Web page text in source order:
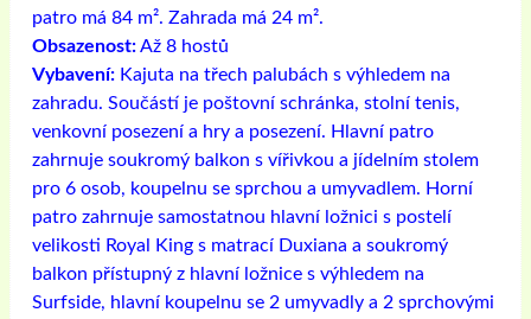
patro má 84 m². Zahrada má 24 m².
Obsazenost:Až 8 hostů
Vybavení: Kajuta na třech palubách s výhledem na
zahradu. Součástí je poštovní schránka, stolní tenis,
venkovní posezení a hry a posezení. Hlavní patro
zahrnuje soukromý balkon s vířivkou a jídelním stolem
pro 6 osob, koupelnu se sprchou a umyvadlem. Horní
patro zahrnuje samostatnou hlavní ložnici s postelí
velikosti Royal King s matrací Duxiana a soukromý
balkon přístupný z hlavní ložnice s výhledem na
Surfside, hlavní koupelnu se 2 umyvadly a 2 sprchovými